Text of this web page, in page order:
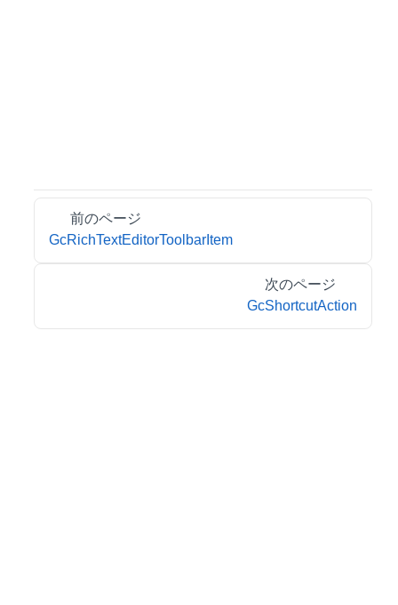
前のページ
GcRichTextEditorToolbarItem
次のページ
GcShortcutAction